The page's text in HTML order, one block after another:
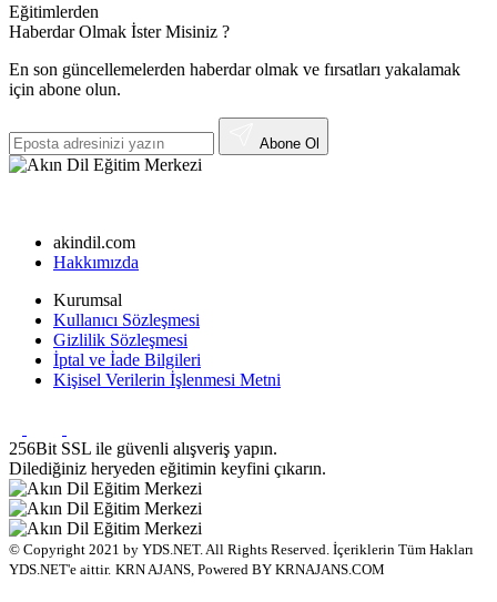
Eğitimlerden
Haberdar Olmak İster Misiniz ?
En son güncellemelerden haberdar olmak ve fırsatları yakalamak
için abone olun.
Abone Ol
akindil.com
Hakkımızda
Kurumsal
Kullanıcı Sözleşmesi
Gizlilik Sözleşmesi
İptal ve İade Bilgileri
Kişisel Verilerin İşlenmesi Metni
256Bit SSL ile güvenli alışveriş yapın.
Dilediğiniz heryeden eğitimin keyfini çıkarın.
© Copyright 2021 by YDS.NET. All Rights Reserved. İçeriklerin Tüm Hakları
YDS.NET'e aittir. KRN AJANS, Powered BY KRNAJANS.COM